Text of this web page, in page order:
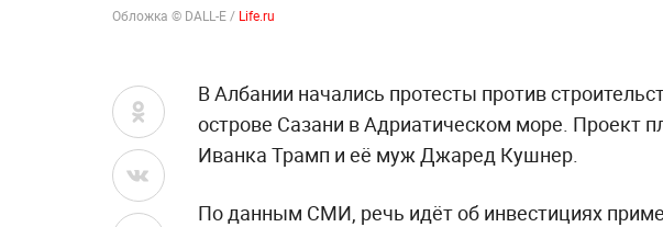
Обложка © DALL-E / Life.ru
В Албании начались протесты против
острове Сазани в Адриатическом море. Проект
Иванка Трамп и её муж Джаред Кушнер.
По данным СМИ, речь идёт об инвестициях